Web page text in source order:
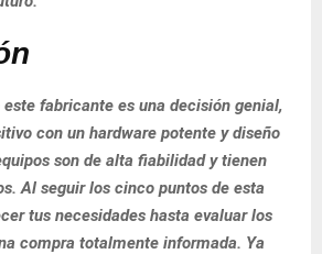
fabricante es una decisión genial,
con un hardware potente y diseño
son de alta fiabilidad y tienen
Al seguir los cinco puntos de esta
tus necesidades hasta evaluar los
compra totalmente informada. Ya